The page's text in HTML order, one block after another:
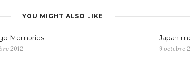
YOU MIGHT ALSO LIKE
Memories
2012
Japan
9 octobre